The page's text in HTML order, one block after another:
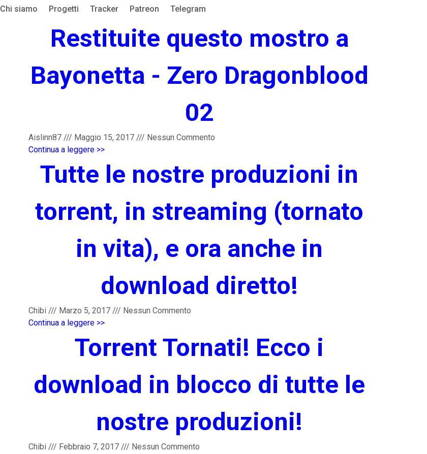
Chi siamo Progetti Tracker Patreon Telegram
Restituite questo mostro a
Bayonetta - Zero Dragonblood
02
Aislinn87 /// Maggio 15, 2017 /// Nessun Commento
Continua a leggere >>
Tutte le nostre produzioni in
torrent, in streaming (tornato
in vita), e ora anche in
download diretto!
Chibi /// Marzo 5, 2017 /// Nessun Commento
Continua a leggere >>
Torrent Tornati! Ecco i
download in blocco di tutte le
nostre produzioni!
Chibi /// Febbraio 7, 2017 /// Nessun Commento